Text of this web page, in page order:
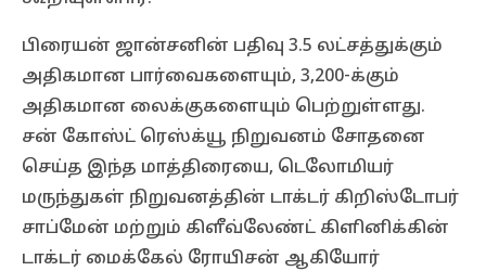
பிரையன் ஜான்சனின் பதிவு 3.5 லட்சத்துக்கும்
அதிகமான பார்வைகளையும், 3,200-க்கும்
அதிகமான லைக்குகளையும் பெற்றுள்ளது.
சன் கோஸ்ட் ரெஸ்க்யூ நிறுவனம் சோதனை
செய்த இந்த மாத்திரையை, டெலோமியர்
மருந்துகள் நிறுவனத்தின் டாக்டர் கிறிஸ்டோபர்
சாப்மேன் மற்றும் கிளீவ்லேண்ட் கிளினிக்கின்
டாக்டர் மைக்கேல் ரோயிசன் ஆகியோர்